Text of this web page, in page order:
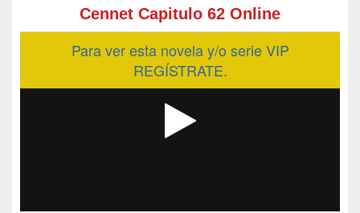
Cennet Capitulo 62 Online
Para ver esta novela y/o serie VIP
REGÍSTRATE.